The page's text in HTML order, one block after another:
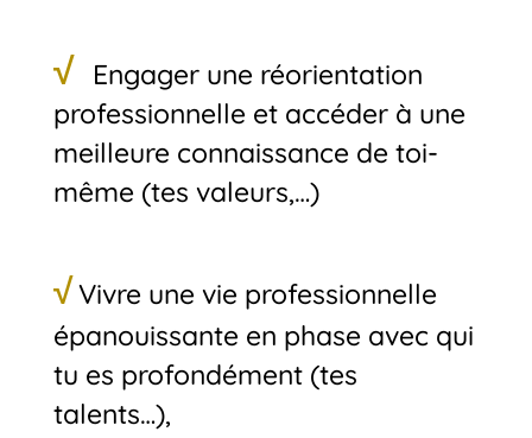
√ Engager une réorientation
professionnelle et accéder à une
meilleure connaissance de toi-
même (tes valeurs,…)
√Vivre une vie professionnelle
épanouissante en phase avec qui
tu es profondément (tes
talents…),